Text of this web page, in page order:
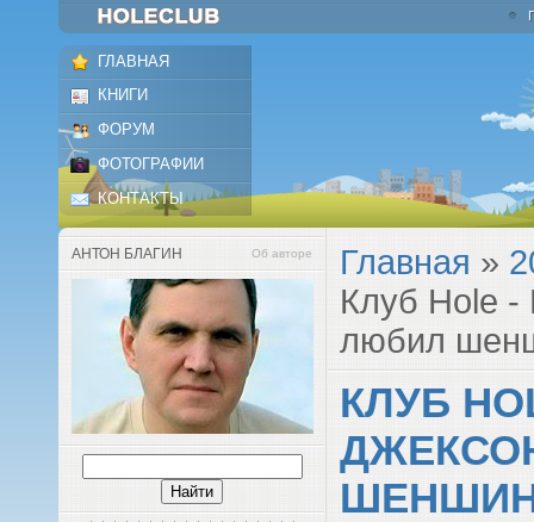
ГЛАВНАЯ
КНИГИ
ФОРУМ
ФОТОГРАФИИ
КОНТАКТЫ
АНТОН БЛАГИН Об авторе Главная »
Клуб Hole
любил
КЛУБ